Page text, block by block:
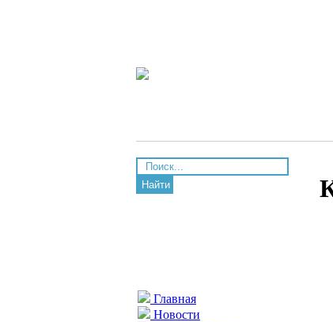
Найти
Главная
Новости